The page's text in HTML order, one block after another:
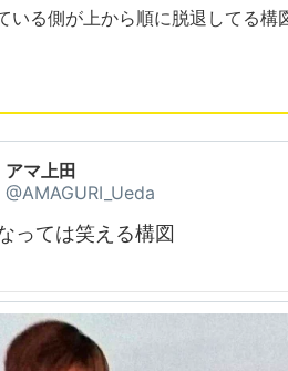
いる側が上から順に脱退してる構
アマ上田
@AMAGURI_Ueda
っては笑える構図